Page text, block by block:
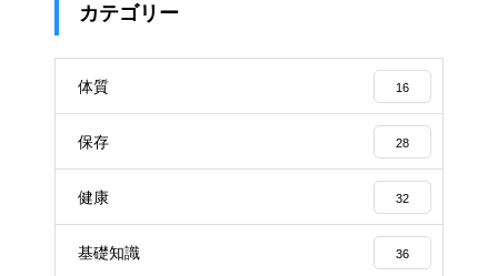
カテゴリー
体質 16
保存 28
健康 32
基礎知識 36